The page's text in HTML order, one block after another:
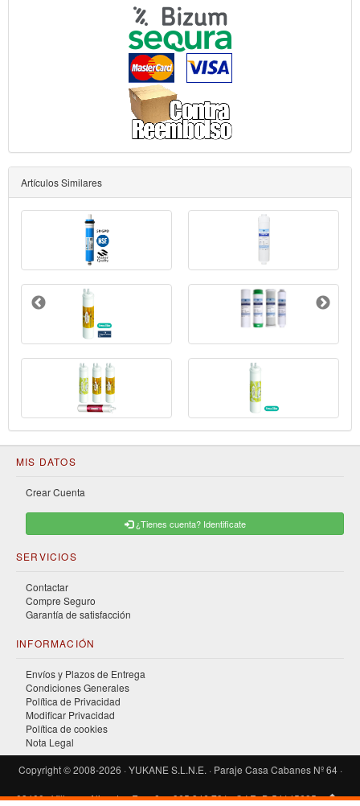
Artículos Similares
MIS DATOS
Crear Cuenta
¿Tienes cuenta? Identificate
SERVICIOS
Contactar
Compre Seguro
Garantía de satisfacción
INFORMACIÓN
Envíos y Plazos de Entrega
Condiciones Generales
Política de Privacidad
Modificar Privacidad
Política de cookies
Nota Legal
Copyright © 2008-2026 · YUKANE S.L.N.E. · Paraje Casa Cabanes Nº 64 ·
03400 · Villena · Alicante · España · 965 346 791 · C.I.F.: B-54145685